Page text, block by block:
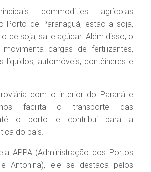
commodities agrícolas
Porto de Paranaguá, estão a soja,
de soja, sal e açúcar. Além disso, o
cargas de fertilizantes,
líquidos, automóveis, contêineres e
com o interior do Paraná e
facilita o transporte das
até o porto e contribui para a
do país.
APPA (Administração dos Portos
Antonina), ele se destaca pelos